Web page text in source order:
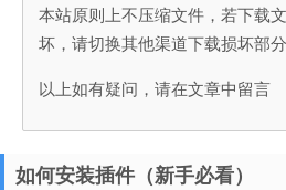
本站原则上不压缩文件，若下载
坏，请切换其他渠道下载损坏部分
以上如有疑问，请在文章中留言
如何安装插件（新手必看）